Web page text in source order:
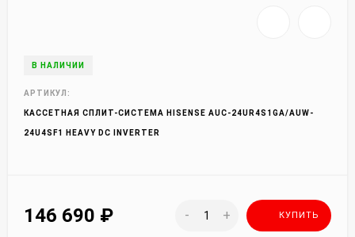
В НАЛИЧИИ
АРТИКУЛ:
КАССЕТНАЯ СПЛИТ-СИСТЕМА HISENSE AUC-24UR4S1GA/AUW-
24U4SF1 HEAVY DC INVERTER
146 690 ₽ - + КУПИТЬ